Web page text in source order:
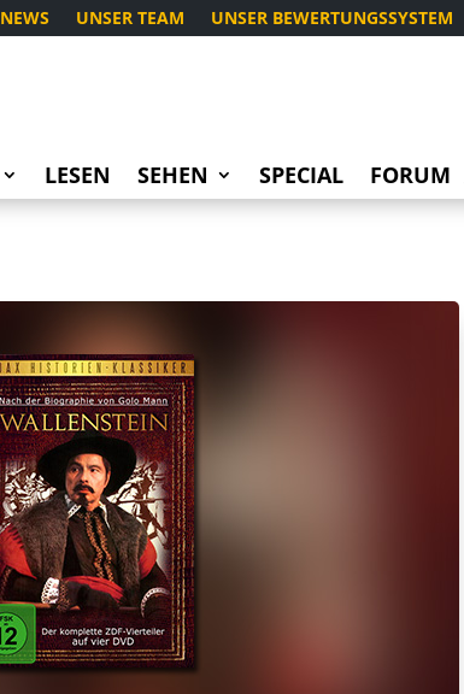
NEWS UNSER TEAM UNSER BEWERTUNGSSYSTEM
LESEN SEHEN SPECIAL FORUM